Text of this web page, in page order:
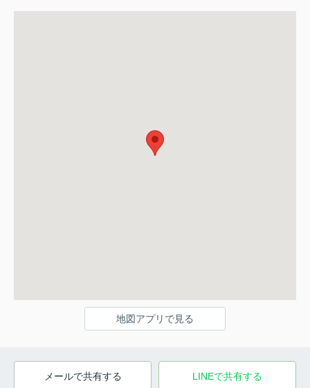
地図アプリで見る
メールで共有する LINEで共有する